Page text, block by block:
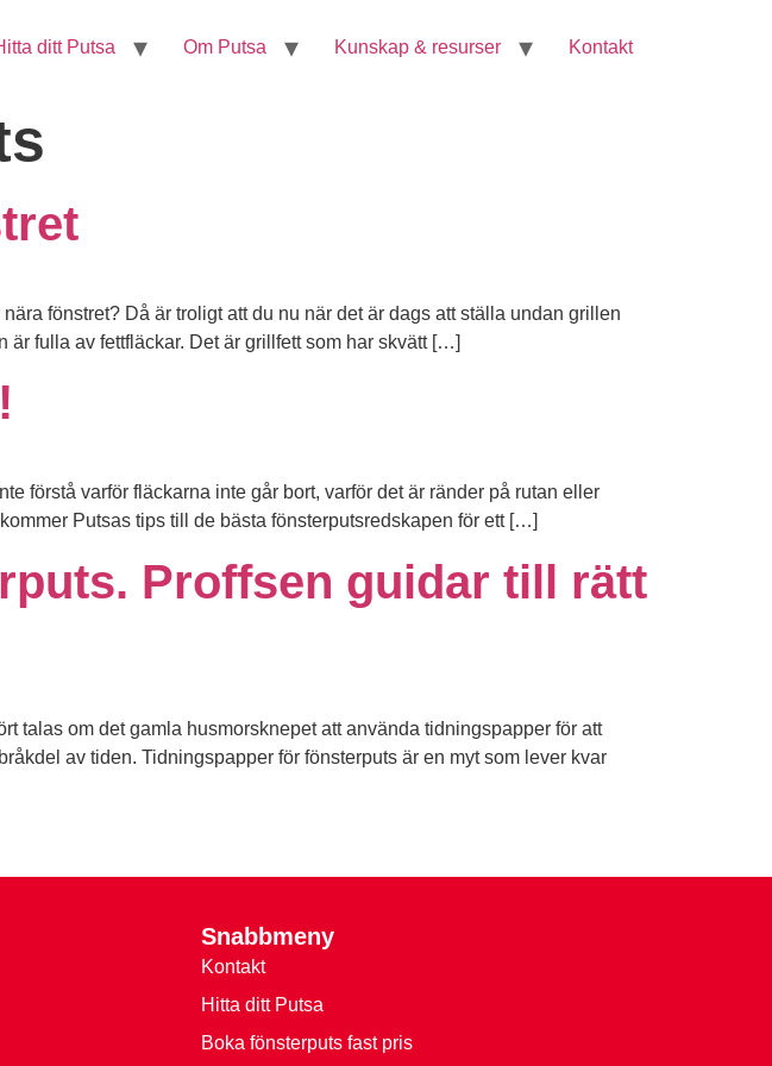
ditt Putsa Om Putsa Kunskap & resurser Kontakt
fönstret? Då är troligt att du nu när det är dags att ställa undan grillen
fulla av fettfläckar. Det är grillfett som har skvätt […]
förstå varför fläckarna inte går bort, varför det är ränder på rutan eller
Putsas tips till de bästa fönsterputsredskapen för ett […]
Proffsen guidar till rätt
talas om det gamla husmorsknepet att använda tidningspapper för att
av tiden. Tidningspapper för fönsterputs är en myt som lever kvar
Snabbmeny
Kontakt
Hitta ditt Putsa
Boka fönsterputs fast pris